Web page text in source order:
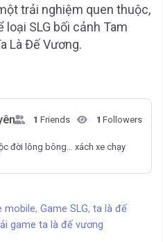
trải nghiệm quen thuộc,
SLG bối cảnh Tam
Là Đế Vương.
1 Friends 1 Followers
đời lông bông... xách xe chạy
mobile, Game SLG, ta là đế
game ta là đế vương